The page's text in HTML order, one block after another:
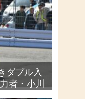
ダブル入
者・小川